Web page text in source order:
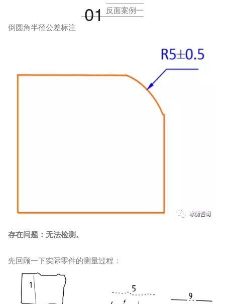
01 反面案例一
倒圆角半径公差标注
存在问题：无法检测。
先回顾一下实际零件的测量过程：